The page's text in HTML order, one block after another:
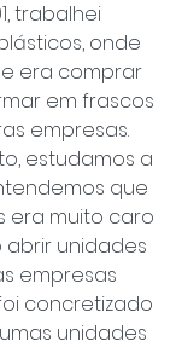
trabalhei
onde
era comprar
em frascos
empresas.
estudamos a
que
era muito caro
abrir unidades
empresas
concretizado
unidades